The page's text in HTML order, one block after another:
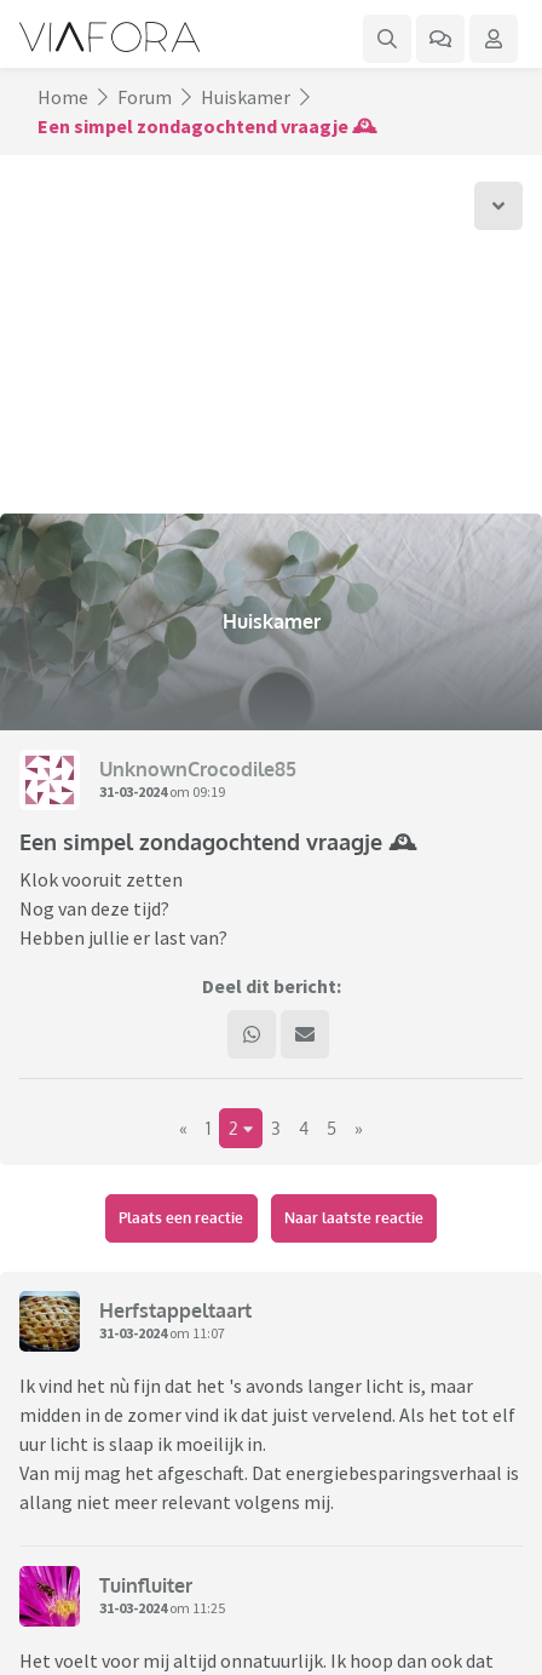
Home Forum
Huiskamer
Een simpel zondagochtend vraagje 🕰️
Huiskamer
UnknownCrocodile85
31-03-2024om 09:19
Een simpel zondagochtend vraagje 🕰️
Klok vooruit zetten
Nog van deze tijd?
Hebben jullie er last van?
Deel dit bericht:
« 1 2 3 4 5 »
Plaats een reactie Naar laatste reactie
Herfstappeltaart
31-03-2024om 11:07
Ik vind het nù fijn dat het 's avonds langer licht is, maar
midden in de zomer vind ik dat juist vervelend. Als het tot elf
uur licht is slaap ik moeilijk in.
Van mij mag het afgeschaft. Dat energiebesparingsverhaal is
allang niet meer relevant volgens mij.
Tuinfluiter
31-03-2024om 11:25
Het voelt voor mij altijd onnatuurlijk. Ik hoop dan ook dat